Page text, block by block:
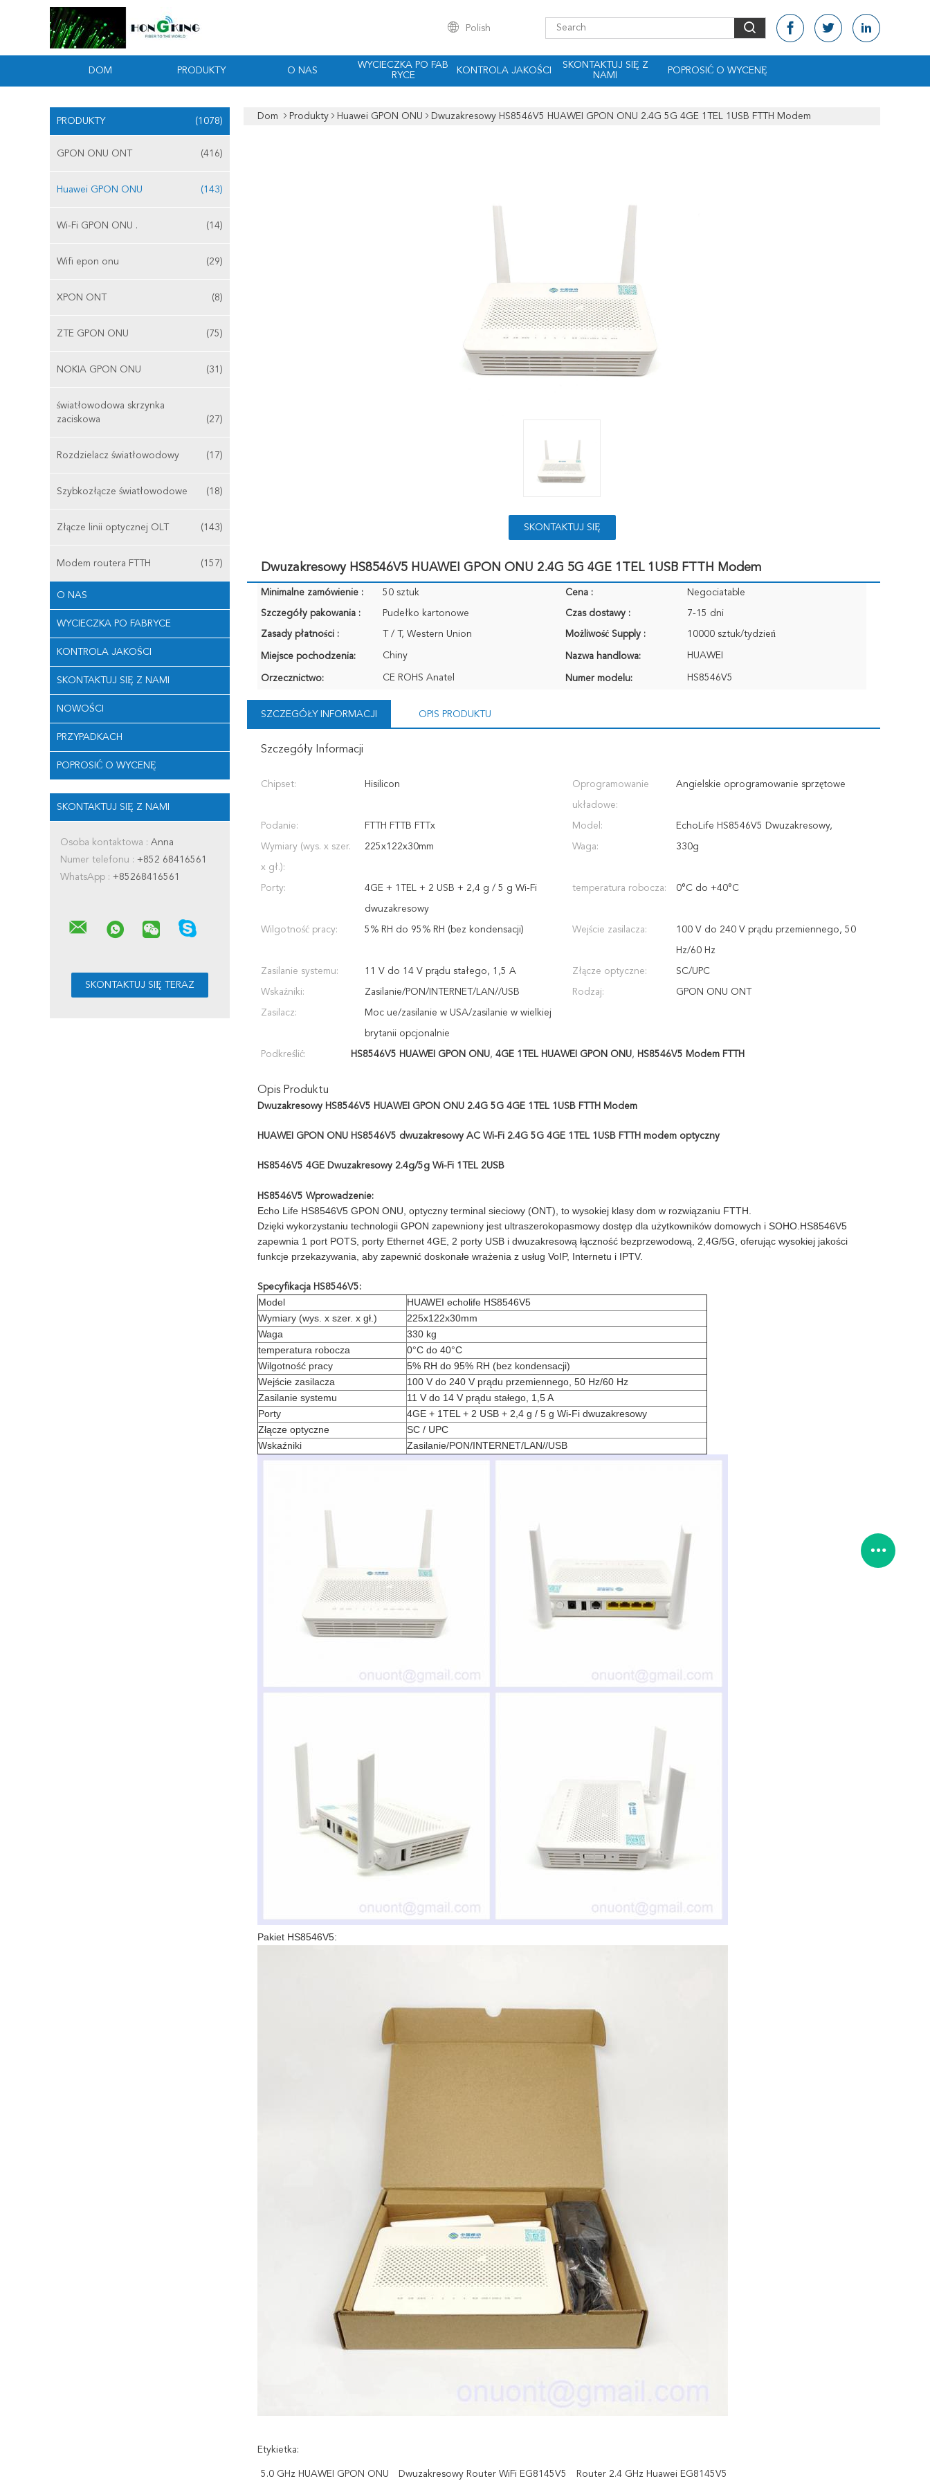
Polish
DOM PRODUKTY O NAS
WYCIECZKA PO FAB
RYCE
KONTROLA JAKOŚCI
SKONTAKTUJ SIĘ Z
NAMI
POPROSIĆ O WYCENĘ
PRODUKTY (1078)
GPON ONU ONT (416)
Huawei GPON ONU (143)
Wi-Fi GPON ONU . (14)
Wifi epon onu (29)
XPON ONT (8)
ZTE GPON ONU (75)
NOKIA GPON ONU (31)
światłowodowa skrzynka
zaciskowa
(27)
Rozdzielacz światłowodowy (17)
Szybkozłącze światłowodowe (18)
Złącze linii optycznej OLT (143)
Modem routera FTTH (157)
O NAS
WYCIECZKA PO FABRYCE
KONTROLA JAKOŚCI
SKONTAKTUJ SIĘ Z NAMI
NOWOŚCI
PRZYPADKACH
POPROSIĆ O WYCENĘ
SKONTAKTUJ SIĘ Z NAMI
Osoba kontaktowa : Anna
Numer telefonu : +852 68416561
WhatsApp : +85268416561
Dom Produkty Huawei GPON ONU Dwuzakresowy HS8546V5 HUAWEI GPON ONU 2.4G 5G 4GE 1TEL 1USB FTTH Modem
SKONTAKTUJ SIĘ
Dwuzakresowy HS8546V5 HUAWEI GPON ONU 2.4G 5G 4GE 1TEL 1USB FTTH Modem
Minimalne zamówienie : 50 sztuk Cena : Negociatable
Szczegóły pakowania : Pudełko kartonowe Czas dostawy : 7-15 dni
Zasady płatności : T / T, Western Union Możliwość Supply : 10000 sztuk/tydzień
Miejsce pochodzenia: Chiny Nazwa handlowa: HUAWEI
Orzecznictwo: CE ROHS Anatel Numer modelu: HS8546V5
SZCZEGÓŁY INFORMACJI OPIS PRODUKTU
Szczegóły Informacji
Chipset: Hisilicon Oprogramowanie
układowe:
Angielskie oprogramowanie sprzętowe
Podanie: FTTH FTTB FTTx Model: EchoLife HS8546V5 Dwuzakresowy,
Wymiary (wys. x szer.
x gł.):
225x122x30mm Waga: 330g
Porty: 4GE + 1TEL + 2 USB + 2,4 g / 5 g Wi-Fi
dwuzakresowy
temperatura robocza: 0°C do +40°C
Wilgotność pracy: 5% RH do 95% RH (bez kondensacji) Wejście zasilacza: 100 V do 240 V prądu przemiennego, 50
Hz/60 Hz
Zasilanie systemu: 11 V do 14 V prądu stałego, 1,5 A Złącze optyczne: SC/UPC
Wskaźniki: Zasilanie/PON/INTERNET/LAN//USB Rodzaj: GPON ONU ONT
Zasilacz: Moc ue/zasilanie w USA/zasilanie w wielkiej
brytanii opcjonalnie
Podkreślić: HS8546V5 HUAWEI GPON ONU, 4GE 1TEL HUAWEI GPON ONU, HS8546V5 Modem FTTH
Opis Produktu
Dwuzakresowy HS8546V5 HUAWEI GPON ONU 2.4G 5G 4GE 1TEL 1USB FTTH Modem
HUAWEI GPON ONU HS8546V5 dwuzakresowy AC Wi-Fi 2.4G 5G 4GE 1TEL 1USB FTTH modem optyczny
HS8546V5 4GE Dwuzakresowy 2.4g/5g Wi-Fi 1TEL 2USB
HS8546V5 Wprowadzenie:
Echo Life HS8546V5 GPON ONU, optyczny terminal sieciowy (ONT), to wysokiej klasy dom w rozwiązaniu FTTH.
Dzięki wykorzystaniu technologii GPON zapewniony jest ultraszerokopasmowy dostęp dla użytkowników domowych i SOHO.HS8546V5
zapewnia 1 port POTS, porty Ethernet 4GE, 2 porty USB i dwuzakresową łączność bezprzewodową, 2,4G/5G, oferując wysokiej jakości
funkcje przekazywania, aby zapewnić doskonałe wrażenia z usług VoIP, Internetu i IPTV.
Specyfikacja HS8546V5:
Model
HUAWEI echolife HS8546V5
Wymiary (wys. x szer. x gł.)
225x122x30mm
Waga
330 kg
temperatura robocza
0°C do 40°C
Wilgotność pracy
5% RH do 95% RH (bez kondensacji)
Wejście zasilacza
100 V do 240 V prądu przemiennego, 50 Hz/60 Hz
Zasilanie systemu
11 V do 14 V prądu stałego, 1,5 A
Porty
4GE + 1TEL + 2 USB + 2,4 g / 5 g Wi-Fi dwuzakresowy
Złącze optyczne
SC / UPC
Wskaźniki
Zasilanie/PON/INTERNET/LAN//USB
Pakiet HS8546V5:
Etykietka:
5.0 GHz HUAWEI GPON ONU Dwuzakresowy Router WiFi EG8145V5 Router 2.4 GHz Huawei EG8145V5